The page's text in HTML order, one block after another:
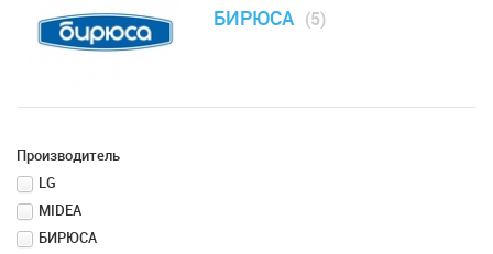
БИРЮСА (5)
Производитель
LG
MIDEA
БИРЮСА